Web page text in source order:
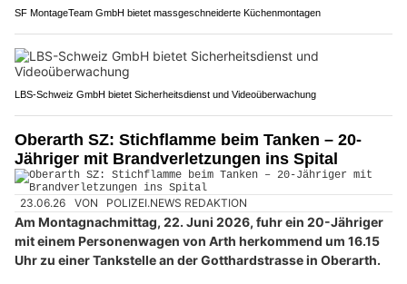
SF MontageTeam GmbH bietet massgeschneiderte Küchenmontagen
LBS-Schweiz GmbH bietet Sicherheitsdienst und Videoüberwachung
Oberarth SZ: Stichflamme beim Tanken – 20-
Jähriger mit Brandverletzungen ins Spital
23.06.26 VON POLIZEI.NEWS REDAKTION
Am Montagnachmittag, 22. Juni 2026, fuhr ein 20-Jähriger
mit einem Personenwagen von Arth herkommend um 16.15
Uhr zu einer Tankstelle an der Gotthardstrasse in Oberarth.